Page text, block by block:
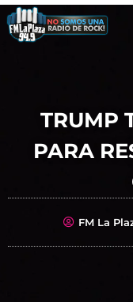
TRUMP
PARA
FM La